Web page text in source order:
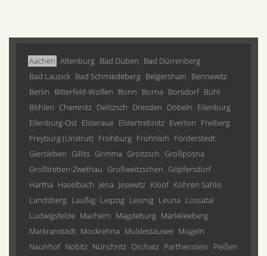
Aachen Altenburg Bad Düben Bad Dürrenberg
Bad Lausick Bad Schmiedeberg Belgershain Bennewitz
Berlin Bitterfeld-Wolfen Bonn Borna Borsdorf Bühl
Böhlen Chemnitz Delitzsch Dresden Döbeln Eilenburg
Eilenburg-Ost Elsteraue Elstertrebnitz Everton Freiberg
Freyburg (Unstrut) Frohburg Frohnloh Förderstedt
Giersleben Gillits Grimma Groitzsch Großpösna
Großtreben-Zwethau Großweitzschen Göpfersdorf
Hartha Haselbach Jena Jesewitz Kloof Kohren Sahlis
Landsberg Laußig Leipzig Leisnig Leuna Lossatal
Ludwigsfelde Machern Magdeburg Markkleeberg
Markranstädt Mockrehna Muldestausee Mügeln
Naunhof Nobitz Nünchritz Oschatz Parthenstein Peißen